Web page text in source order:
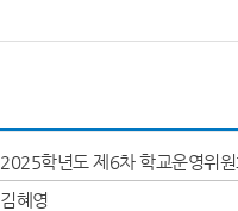
2025학년도 제6차 학교운영위
김혜영